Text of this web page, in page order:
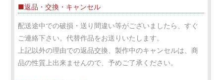
■返品・交換・キャンセル
配送途中での破損・送り間違い等がございましたら、すぐ
ご連絡下さい。代替作品をお送りいたします。
上記以外の理由での返品交換、製作中のキャンセルは、商
品の性質上出来ませんので、予めご了承ください。